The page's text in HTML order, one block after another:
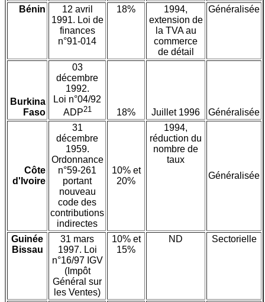
Bénin
12 avril
1991. Loi de
finances
n°91-014
18%
1994,
extension de
la TVA au
commerce
de détail
Généralisée
Burkina
Faso
03
décembre
1992.
Loi n°04/92
ADP21 18% Juillet 1996 Généralisée
Côte
d'Ivoire
31
décembre
1959.
Ordonnance
n°59-261
portant
nouveau
code des
contributions
indirectes
10% et
20%
1994,
réduction du
nombre de
taux
Généralisée
Guinée
Bissau
31 mars
1997. Loi
n°16/97 IGV
(Impôt
Général sur
les Ventes)
10% et
15%
ND Sectorielle